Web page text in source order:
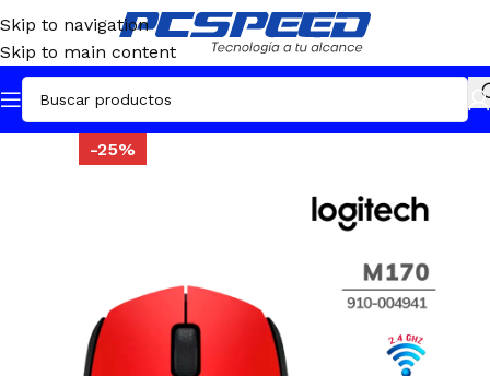
Skip to navigation
Skip to main content
-25%